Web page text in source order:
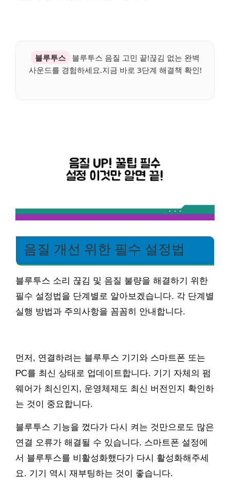
블루투스
블루투스 음질 고민 끝!끊김 없는 완벽
사운드를 경험하세요.지금 바로 3단계 해결책 확인!
음질 개선 위한 필수 설정법
블루투스 소리 끊김 및 음질 불량을 해결하기 위한
필수 설정법을 단계별로 알아보겠습니다. 각 단계별
실행 방법과 주의사항을 꼼꼼히 안내합니다.
먼저, 연결하려는 블루투스 기기와 스마트폰 또는
PC를 최신 상태로 업데이트합니다. 기기 자체의 펌
웨어가 최신인지, 운영체제도 최신 버전인지 확인하
는 것이 중요합니다.
블루투스 기능을 껐다가 다시 켜는 것만으로도 많은
연결 오류가 해결될 수 있습니다. 스마트폰 설정에
서 블루투스를 비활성화했다가 다시 활성화해주세
요. 기기 역시 재부팅하는 것이 좋습니다.